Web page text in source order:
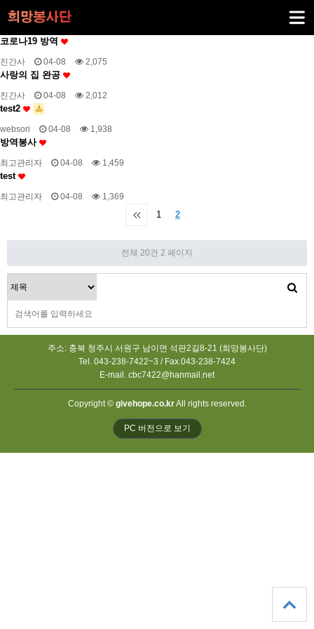
코로나19 방역
진간사 04-08 2,075
사랑의 집 완공
진간사 04-08 2,012
test2
websori 04-08 1,938
방역봉사
최고관리자 04-08 1,459
test
최고관리자 04-08 1,369
1 2
전체 20건 2 페이지
주소: 충북 청주시 서원구 남이면 석판2길8-21 (희망봉사단)
Tel. 043-238-7422~3 / Fax.043-238-7424
E-mail. cbc7422@hanmail.net
Copyright © givehope.co.krAll rights reserved.
PC 버전으로 보기